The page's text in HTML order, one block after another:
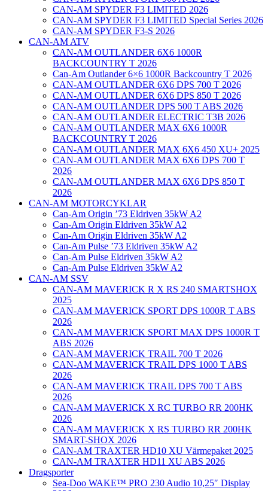
CAN-AM SPYDER F3 LIMITED 2026
CAN-AM SPYDER F3 LIMITED Special Series 2026
CAN-AM SPYDER F3-S 2026
CAN-AM ATV
CAN-AM OUTLANDER 6X6 1000R
BACKCOUNTRY T 2026
Can-Am Outlander 6×6 1000R Backcountry T 2026
CAN-AM OUTLANDER 6X6 DPS 700 T 2026
CAN-AM OUTLANDER 6X6 DPS 850 T 2026
CAN-AM OUTLANDER DPS 500 T ABS 2026
CAN-AM OUTLANDER ELECTRIC T3B 2026
CAN-AM OUTLANDER MAX 6X6 1000R
BACKCOUNTRY T 2026
CAN-AM OUTLANDER MAX 6X6 450 XU+ 2025
CAN-AM OUTLANDER MAX 6X6 DPS 700 T
2026
CAN-AM OUTLANDER MAX 6X6 DPS 850 T
2026
CAN-AM MOTORCYKLAR
Can-Am Origin ’73 Eldriven 35kW A2
Can-Am Origin Eldriven 35kW A2
Can-Am Origin Eldriven 35kW A2
Can-Am Pulse ’73 Eldriven 35kW A2
Can-Am Pulse Eldriven 35kW A2
Can-Am Pulse Eldriven 35kW A2
CAN-AM SSV
CAN-AM MAVERICK R X RS 240 SMARTSHOX
2025
CAN-AM MAVERICK SPORT DPS 1000R T ABS
2026
CAN-AM MAVERICK SPORT MAX DPS 1000R T
ABS 2026
CAN-AM MAVERICK TRAIL 700 T 2026
CAN-AM MAVERICK TRAIL DPS 1000 T ABS
2026
CAN-AM MAVERICK TRAIL DPS 700 T ABS
2026
CAN-AM MAVERICK X RC TURBO RR 200HK
2026
CAN-AM MAVERICK X RS TURBO RR 200HK
SMART-SHOX 2026
CAN-AM TRAXTER HD10 XU Värmepaket 2025
CAN-AM TRAXTER HD11 XU ABS 2026
Dragsporter
Sea-Doo WAKE™ PRO 230 Audio 10,25″ Display